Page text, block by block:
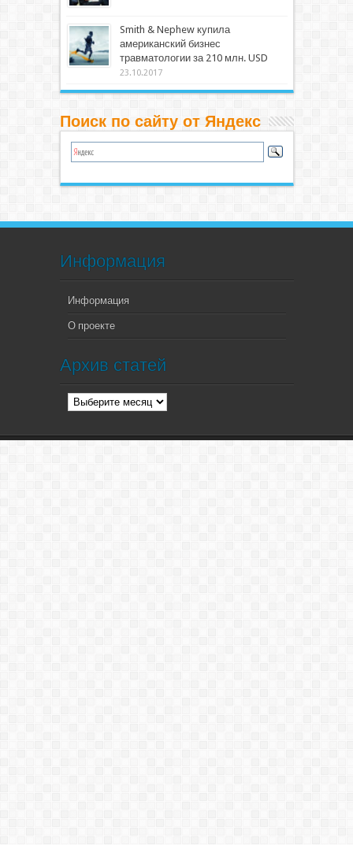
Smith & Nephew купила
американский бизнес
травматологии за 210 млн. USD
23.10.2017
Поиск по сайту от Яндекс
Информация
Информация
О проекте
Архив статей
Архив
статей